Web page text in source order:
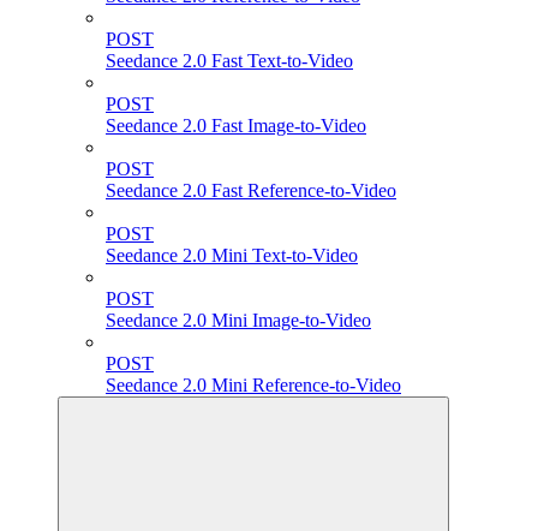
POST
Seedance 2.0 Fast Text-to-Video
POST
Seedance 2.0 Fast Image-to-Video
POST
Seedance 2.0 Fast Reference-to-Video
POST
Seedance 2.0 Mini Text-to-Video
POST
Seedance 2.0 Mini Image-to-Video
POST
Seedance 2.0 Mini Reference-to-Video